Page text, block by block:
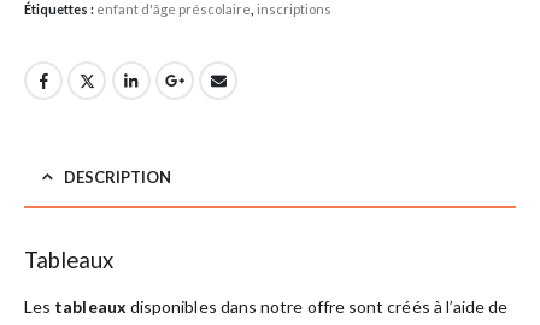
Étiquettes : enfant d'âge préscolaire inscriptions
DESCRIPTION
Tableaux
Les tableaux disponibles dans notre offre sont créés à l’aide de